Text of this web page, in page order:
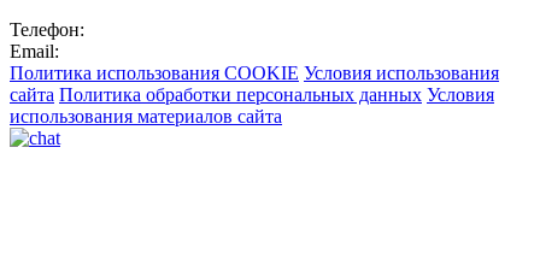
Телефон:
Email:
Политика использования COOKIE Условия использования
сайта Политика обработки персональных данных Условия
использования материалов сайта